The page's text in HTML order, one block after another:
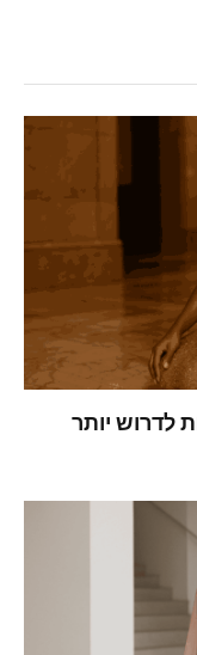
לדרוש יותר